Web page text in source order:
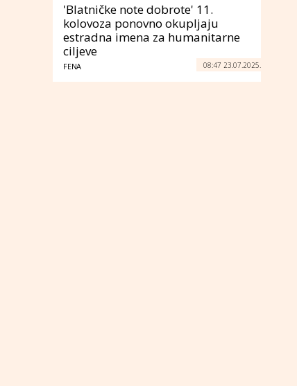
'Blatničke note dobrote' 11.
kolovoza ponovno okupljaju
estradna imena za humanitarne
ciljeve
FENA 08:47 23.07.2025.